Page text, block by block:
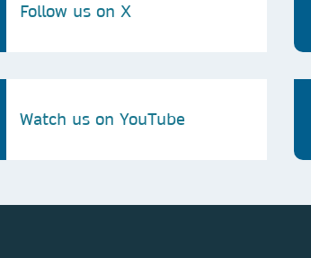
Follow us on X
Watch us on YouTube